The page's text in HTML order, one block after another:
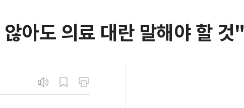
아도 의료 대란 말해야 할 것"